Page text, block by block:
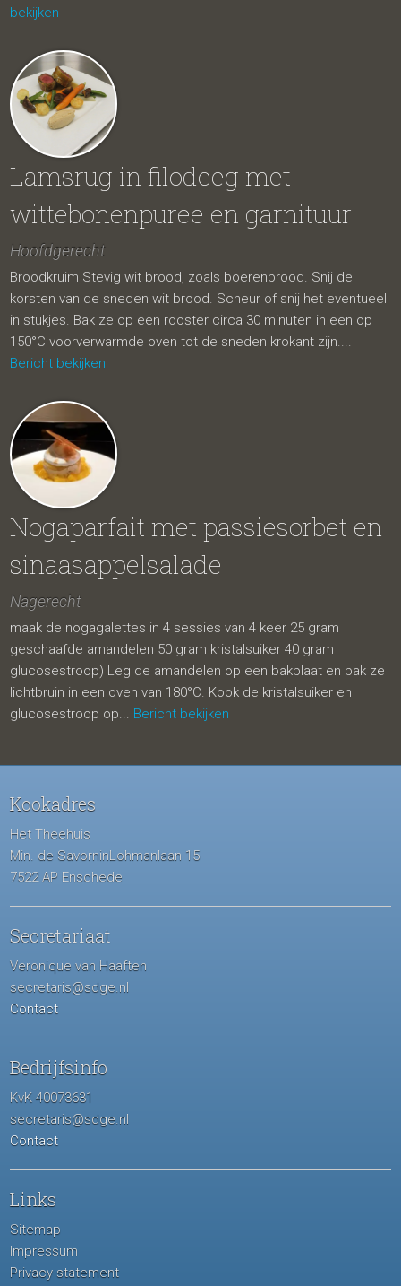
bekijken
Lamsrug in filodeeg met
wittebonenpuree en garnituur
Hoofdgerecht
Broodkruim Stevig wit brood, zoals boerenbrood. Snij de
korsten van de sneden wit brood. Scheur of snij het eventueel
in stukjes. Bak ze op een rooster circa 30 minuten in een op
150°C voorverwarmde oven tot de sneden krokant zijn....
Bericht bekijken
Nogaparfait met passiesorbet en
sinaasappelsalade
Nagerecht
maak de nogagalettes in 4 sessies van 4 keer 25 gram
geschaafde amandelen 50 gram kristalsuiker 40 gram
glucosestroop) Leg de amandelen op een bakplaat en bak ze
lichtbruin in een oven van 180°C. Kook de kristalsuiker en
glucosestroop op... Bericht bekijken
Kookadres
Het Theehuis
Min. de SavorninLohmanlaan 15
7522 AP Enschede
Secretariaat
Veronique van Haaften
secretaris@sdge.nl
Contact
Bedrijfsinfo
KvK 40073631
secretaris@sdge.nl
Contact
Links
Sitemap
Impressum
Privacy statement